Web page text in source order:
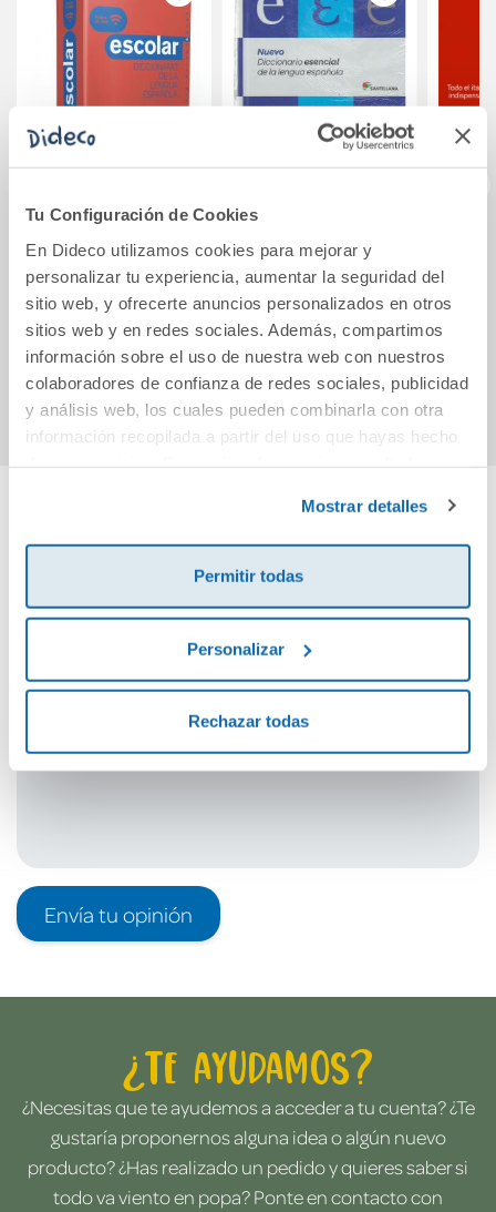
Tu Configuración de Cookies
En Dideco utilizamos cookies para mejorar y
personalizar tu experiencia, aumentar la seguridad del
sitio web, y ofrecerte anuncios personalizados en otros
sitios web y en redes sociales. Además, compartimos
información sobre el uso de nuestra web con nuestros
colaboradores de confianza de redes sociales, publicidad
y análisis web, los cuales pueden combinarla con otra
información recopilada a partir del uso que hayas hecho
Mostrar detalles
Permitir todas
Personalizar
Rechazar todas
Diccionario
Escolar de la
Lengua Española
22,95€
Comprar
NUEVO
DICCIONARIO
ESENCIAL DE LA
LENGUA
ESPAÑOLA (ESO Y
BACHILLERATO)
SANTILLANA
38,75€
Comprar
Cuéntanos tu opinión
Debes iniciar sesión para poder valorarlo
Envía tu opinión
¿Te ayudamos?
¿Necesitas que te ayudemos a acceder a tu cuenta? ¿Te
gustaría proponernos alguna idea o algún nuevo
producto? ¿Has realizado un pedido y quieres saber si
todo va viento en popa? Ponte en contacto con